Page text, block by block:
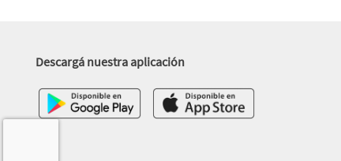
Descargá nuestra aplicación